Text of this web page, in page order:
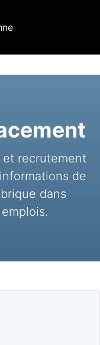
et recrutement
de
dans